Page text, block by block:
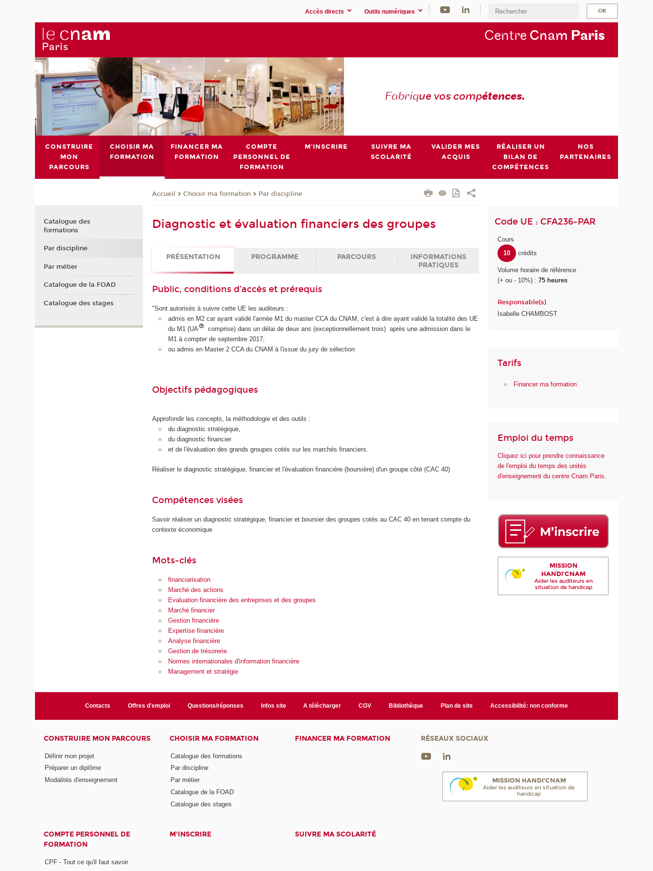
Accès directs Outils numériques
Centre Cnam Paris
Fabrique vos compétences.
CONSTRUIRE
MON
PARCOURS
CHOISIR MA
FORMATION
FINANCER MA
FORMATION
COMPTE
PERSONNEL DE
FORMATION
M'INSCRIRE
SUIVRE MA
SCOLARITÉ
VALIDER MES
ACQUIS
RÉALISER UN
BILAN DE
COMPÉTENCES
NOS
PARTENAIRES
Accueil Choisir ma formation Par discipline
Diagnostic et évaluation financiers des groupes
PRÉSENTATION PROGRAMME PARCOURS
INFORMATIONS
PRATIQUES
Public, conditions d’accès et prérequis
"Sont autorisés à suivre cette UE les auditeurs :
admis en M2 car ayant validé l'année M1 du master CCA du CNAM, c'est à dire ayant validé la totalité des UE
du M1 (UA
comprise) dans un délai de deux ans (exceptionnellement trois) après une admission dans le
M1 à compter de septembre 2017;
ou admis en Master 2 CCA du CNAM à l'issue du jury de sélection
Objectifs pédagogiques
Approfondir les concepts, la méthodologie et des outils :
du diagnostic stratégique,
du diagnostic financier
et de l'évaluation des grands groupes cotés sur les marchés financiers.
Réaliser le diagnostic stratégique, financier et l'évaluation financière (boursière) d'un groupe côté (CAC 40)
Compétences visées
Savoir réaliser un diagnostic stratégique, financier et boursier des groupes cotés au CAC 40 en tenant compte du
contexte économique
Mots-clés
financiarisation
Marché des actions
Evaluation financière des entreprises et des groupes
Marché financier
Gestion financière
Expertise financière
Analyse financière
Gestion de trésorerie
Normes internationales d'information financière
Management et stratégie
Code UE : CFA236-PAR
Cours
10
crédits
Volume horaire de référence
(+ ou - 10%) :75 heures
Responsable(s)
Isabelle CHAMBOST
Tarifs
Financer ma formation
Emploi du temps
Cliquez ici pour prendre connaissance
de l'emploi du temps des unités
d'enseignement du centre Cnam Paris.
MISSION
HANDI'CNAM
Aider les auditeurs en
situation de handicap
Catalogue des
formations
Par discipline
Par métier
Catalogue de la FOAD
Catalogue des stages
Contacts Offres d'emploi Questions/réponses Infos site A télécharger CGV Bibliothèque Plan de site Accessibilité: non conforme
CONSTRUIRE MON PARCOURS
Définir mon projet
Préparer un diplôme
Modalités d'enseignement
CHOISIR MA FORMATION
Catalogue des formations
Par discipline
Par métier
Catalogue de la FOAD
Catalogue des stages
FINANCER MA FORMATION
COMPTE PERSONNEL DE
FORMATION
CPF - Tout ce qu'il faut savoir
M'INSCRIRE SUIVRE MA SCOLARITÉ
RÉSEAUX SOCIAUX
MISSION HANDI'CNAM
Aider les auditeurs en situation de
handicap